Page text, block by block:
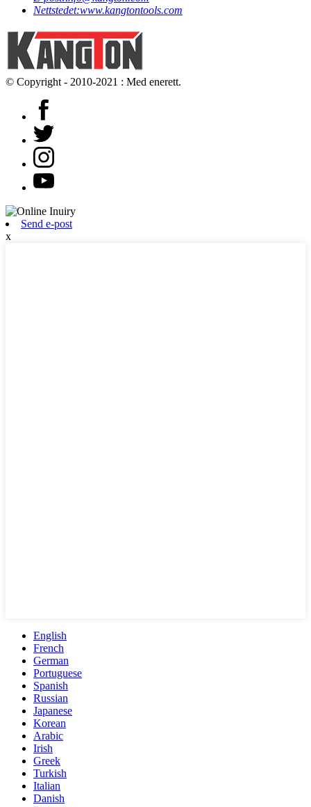
Nettstedet:www.kangtontools.com
© Copyright - 2010-2021 : Med enerett.
Send e-post
x
English
French
German
Portuguese
Spanish
Russian
Japanese
Korean
Arabic
Irish
Greek
Turkish
Italian
Danish